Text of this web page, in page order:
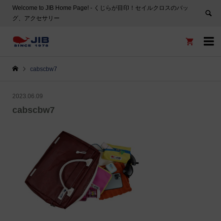
Welcome to JIB Home Page! ‐ くじらが目印！セイルクロスのバッ
グ、アクセサリー


cabscbw7
2023.06.09
cabscbw7